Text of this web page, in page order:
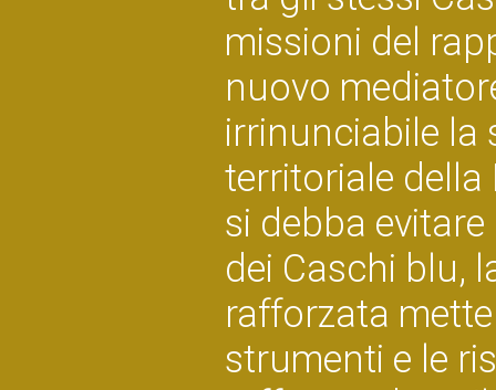
missioni del
nuovo
irrinunciabile la
territoriale della
si debba
dei Caschi blu,
rafforzata
strumenti e le